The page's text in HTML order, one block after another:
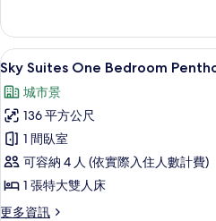
所
有
相
片
One
Bedroom
-
Strip
View
的
詳
情
顯
示
Sky
Suites
One
Bedroom
Penthouse
Accessible
6
Sky Suites One Bedroom
城市景
136 平方公尺
1 間臥室
可容納 4 人 (依實際入住人數計費)
1 張特大雙人床
更多資訊
更